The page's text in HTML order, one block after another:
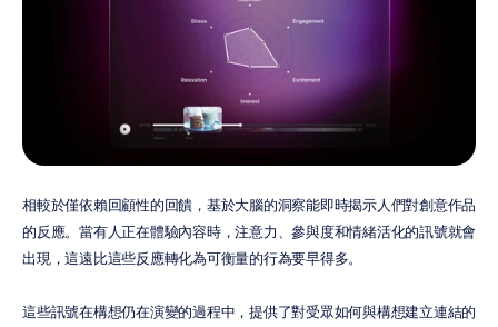
相較於僅依賴回顧性的回饋，基於大腦的洞察能即時揭示人們對創意作品
的反應。當有人正在體驗內容時，注意力、參與度和情緒活化的訊號就會
出現，這遠比這些反應轉化為可衡量的行為要早得多。
這些訊號在構想仍在演變的過程中，提供了對受眾如何與構想建立連結的